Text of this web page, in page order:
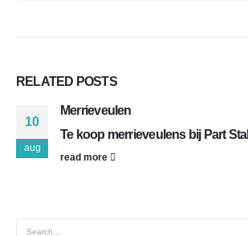
RELATED POSTS
10
aug
Merrieveulen
Te koop merrieveulens bij Part Stal
read more